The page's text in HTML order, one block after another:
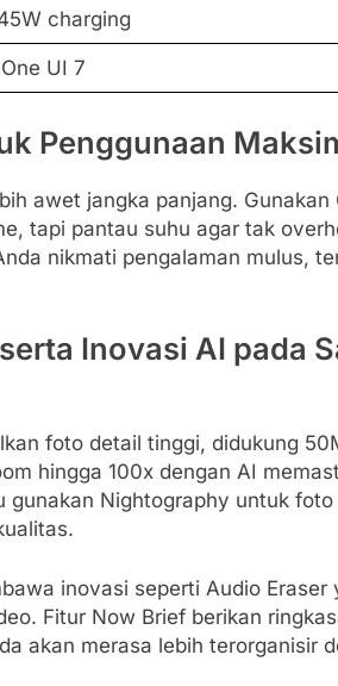
charging
UI 7
Penggunaan
awet jangka panjang. Gunakan
tapi pantau suhu agar tak
nikmati pengalaman mulus,
Inovasi AI pada
foto detail tinggi, didukung
hingga 100x dengan AI
gunakan Nightography untuk
inovasi seperti Audio Eraser
Fitur Now Brief berikan
akan merasa lebih terorganisir